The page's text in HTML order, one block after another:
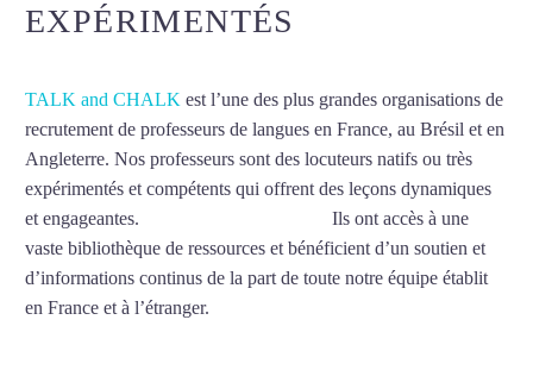
EXPÉRIMENTÉS
TALK and CHALK est l’une des plus grandes organisations de
recrutement de professeurs de langues en France, au Brésil et en
Angleterre. Nos professeurs sont des locuteurs natifs ou très
expérimentés et compétents qui offrent des leçons dynamiques
et engageantes.
Ils ont accès à une
vaste bibliothèque de ressources et bénéficient d’un soutien et
d’informations continus de la part de toute notre équipe établit
en France et à l’étranger.